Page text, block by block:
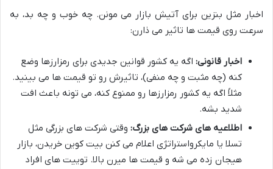
اخبار مثل بنزین برای آتیش بازار می مونن. چه خوب و چه بد، به
سرعت روی قیمت ها تاثیر می ذارن:
اخبار قانونی: اگه یه کشور قوانین جدیدی برای رمزارزها وضع
کنه (چه مثبت و چه منفی)، تاثیرش رو تو قیمت ها می بینید.
مثلاً اگه یه کشور رمزارزها رو ممنوع کنه، می تونه باعث افت
شدید بشه.
اطلاعیه های شرکت های بزرگ: وقتی شرکت های بزرگی مثل
تسلا یا مایکرواستراتژی اعلام می کنن بیت کوین خریدن، بازار
هیجان زده می شه و قیمت ها میرن بالا. توییت های افراد